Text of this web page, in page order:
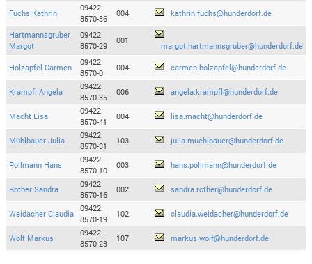
Fuchs Kathrin
09422
8570-36
004 kathrin.fuchs@hunderdorf.de
Hartmannsgruber
Margot
09422
8570-29
001
margot.hartmannsgruber@hunderdorf.de
Holzapfel Carmen
09422
8570-0
004 carmen.holzapfel@hunderdorf.de
Krampfl Angela
09422
8570-35
006 angela.krampfl@hunderdorf.de
Macht Lisa
09422
8570-41
004 lisa.macht@hunderdorf.de
Mühlbauer Julia
09422
8570-31
103 julia.muehlbauer@hunderdorf.de
Pollmann Hans
09422
8570-10
003 hans.pollmann@hunderdorf.de
Rother Sandra
09422
8570-16
002 sandra.rother@hunderdorf.de
Weidacher Claudia
09422
8570-19
102 claudia.weidacher@hunderdorf.de
Wolf Markus
09422
8570-23
107 markus.wolf@hunderdorf.de